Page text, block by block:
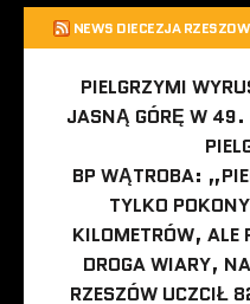
NEWS DIECEZJA
PIELGRZYMI
JASNĄ GÓRĘ W 49.
BP WĄTROBA:
TYLKO
KILOMETRÓW, ALE
DROGA WIARY,
RZESZÓW UCZCIŁ